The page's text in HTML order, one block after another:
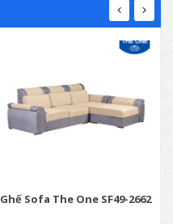
Ghế Sofa The One SF49-2662